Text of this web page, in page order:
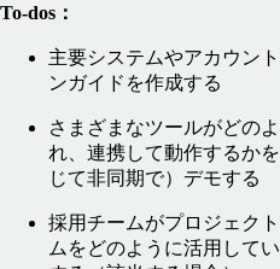
To-dos：
主要システムやアカウン
ンガイドを作成する
さまざまなツールがどの
れ、連携して動作するか
じて非同期で）デモする
採用チームがプロジェク
ムをどのように活用して